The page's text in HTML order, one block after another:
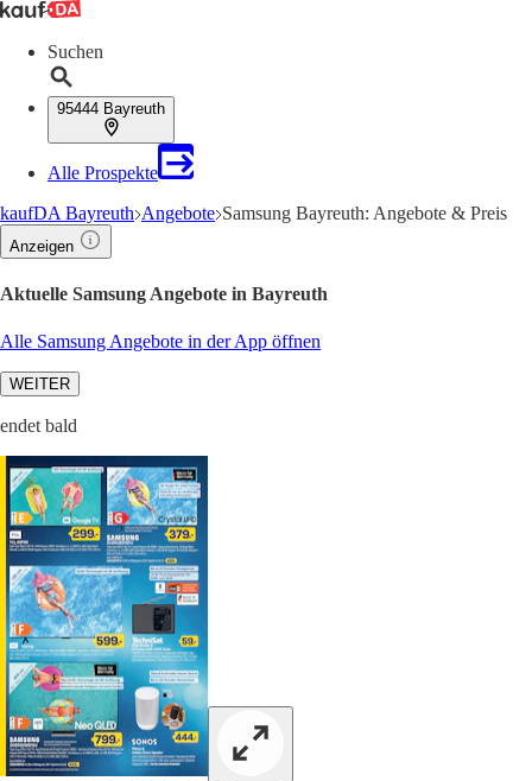
Suchen
95444 Bayreuth
Alle Prospekte
kaufDA Bayreuth Angebote Samsung Bayreuth: Angebote & Preis
Anzeigen
Aktuelle Samsung Angebote in Bayreuth
Alle Samsung Angebote in der App öffnen
WEITER
endet bald